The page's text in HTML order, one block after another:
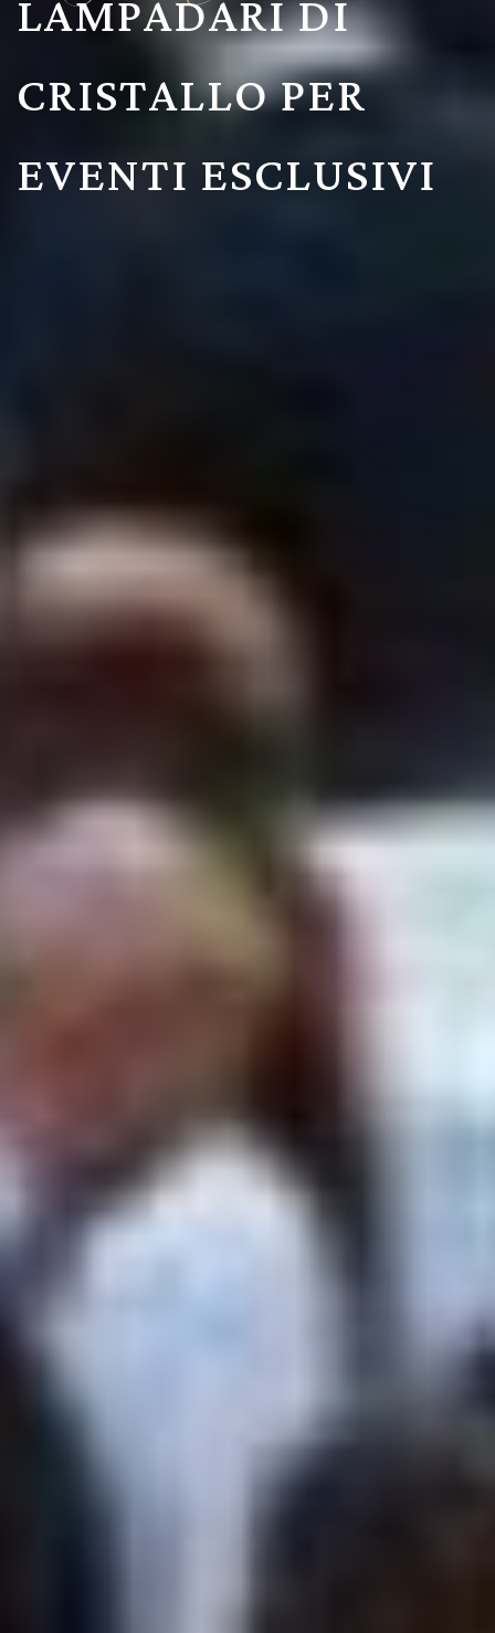
LAMPADARI DI
CRISTALLO PER
EVENTI ESCLUSIVI